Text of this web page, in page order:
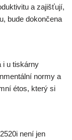
a zajišťují,
bude dokončena
i u tiskárny
normy a
étos, který si
není jen